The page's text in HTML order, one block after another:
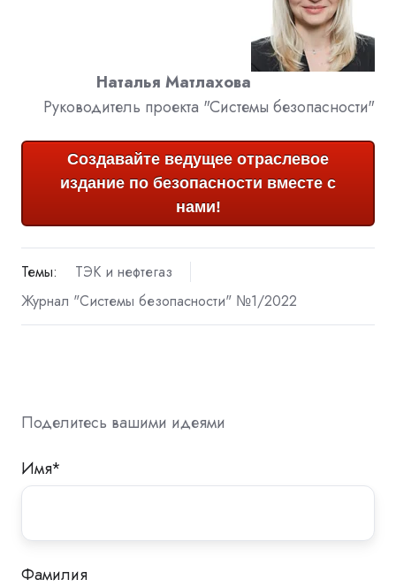
Наталья Матлахова
Руководитель проекта "Системы безопасности"
Создавайте ведущее отраслевое
издание по безопасности вместе с
нами!
Темы:
ТЭК и нефтегаз
Журнал "Системы безопасности" №1/2022
Поделитесь вашими идеями
Имя*
Фамилия